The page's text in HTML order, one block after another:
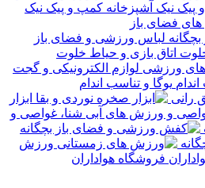
آشپزخانه کمپ و پیک نیک
های فضای باز
لباس ورزشی و فضای باز
اتاق بازی و حیاط خلوت
لوازم الکترونیکی و گجت
یوگا و تناسب اندام
رانی
ابزار
شنا، غواصی و
ورزش
فروشگاه هواداران